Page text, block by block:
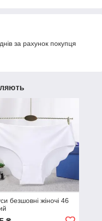
за рахунок покупця
безшовні жіночі 46